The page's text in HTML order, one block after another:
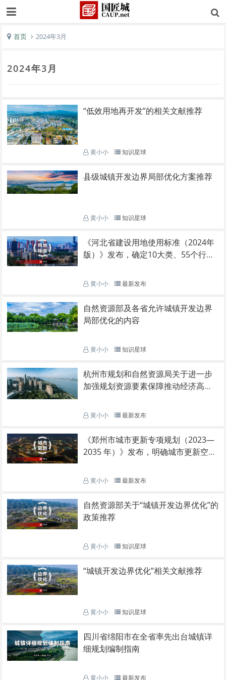
首页 2024年3月
2024年3月
“低效用地再开发”的相关文献推荐
黄小小 知识星球
县级城镇开发边界局部优化方案推荐
黄小小 知识星球
《河北省建设用地使用标准（2024年
版）》发布，确定10大类、55个行业
黄小小 最新发布
自然资源部及各省允许城镇开发边界
局部优化的内容
黄小小 知识星球
杭州市规划和自然资源局关于进一步
加强规划资源要素保障推动经济高质
黄小小 最新发布
《郑州市城市更新专项规划（2023—
2035 年）》发布，明确城市更新空间
目负面清单
黄小小 最新发布
自然资源部关于“城镇开发边界优化”的
政策推荐
黄小小 知识星球
“城镇开发边界优化”相关文献推荐
黄小小 知识星球
四川省绵阳市在全省率先出台城镇详
细规划编制指南
黄小小 最新发布